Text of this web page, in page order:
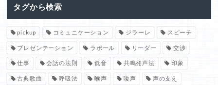
タグから検索
pickup コミュニケーション ジラーレ スピーチ
プレゼンテーション ラポール リーダー 交渉
仕事 会話の法則 低音 共鳴発声法 印象
古典歌曲 呼吸法 喉声 嗄声 声の支え